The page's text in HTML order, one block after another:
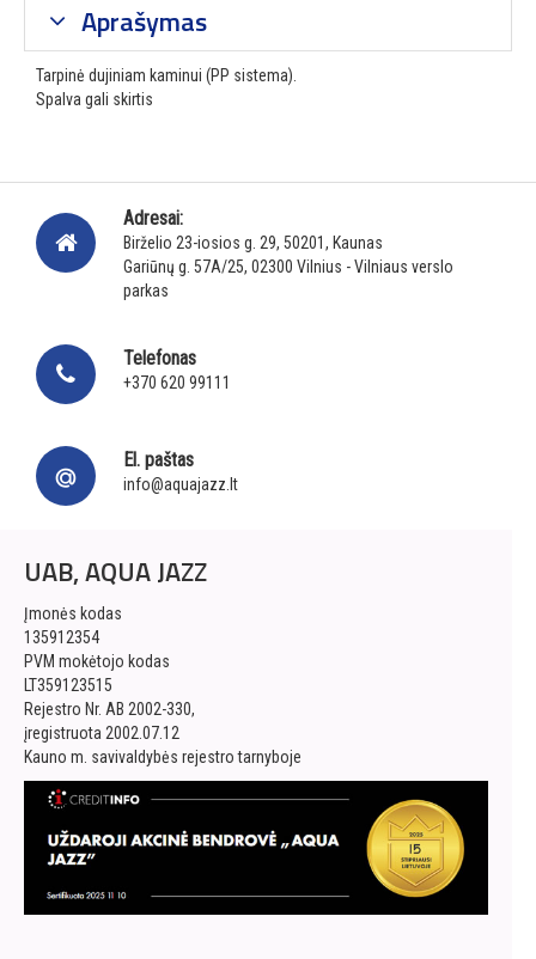
Aprašymas
Tarpinė dujiniam kaminui (PP sistema).
Spalva gali skirtis
Adresai:
Birželio 23-iosios g. 29, 50201, Kaunas
Gariūnų g. 57A/25, 02300 Vilnius - Vilniaus verslo
parkas
Telefonas
+370 620 99111
El. paštas
info@aquajazz.lt
UAB, AQUA JAZZ
Įmonės kodas
135912354
PVM mokėtojo kodas
LT359123515
Rejestro Nr. AB 2002-330,
įregistruota 2002.07.12
Kauno m. savivaldybės rejestro tarnyboje